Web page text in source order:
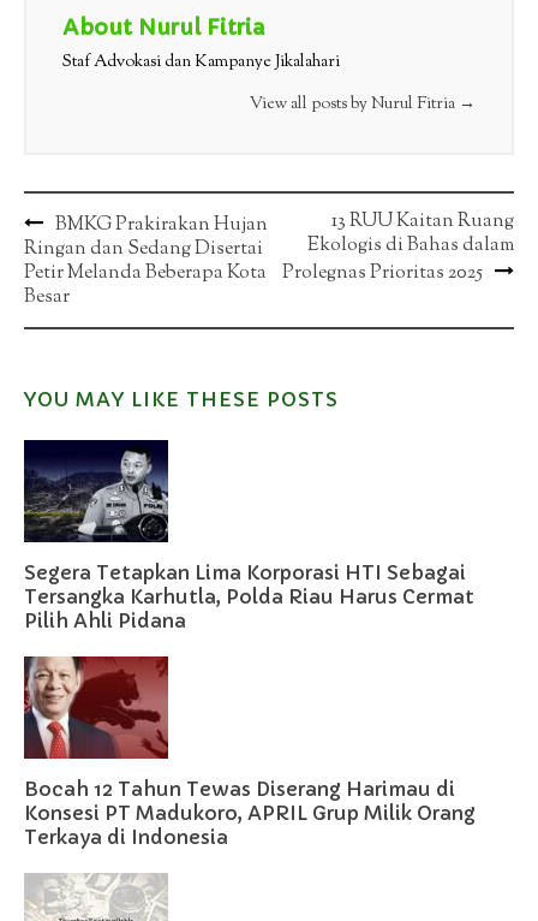
About Nurul Fitria
Staf Advokasi dan Kampanye Jikalahari
View all posts by Nurul Fitria →
Post
navigation
BMKG Prakirakan Hujan
Ringan dan Sedang Disertai
Petir Melanda Beberapa Kota
Besar
13 RUU Kaitan Ruang
Ekologis di Bahas dalam
Prolegnas Prioritas 2025
YOU MAY LIKE THESE POSTS
Segera Tetapkan Lima Korporasi HTI Sebagai
Tersangka Karhutla, Polda Riau Harus Cermat
Pilih Ahli Pidana
Bocah 12 Tahun Tewas Diserang Harimau di
Konsesi PT Madukoro, APRIL Grup Milik Orang
Terkaya di Indonesia